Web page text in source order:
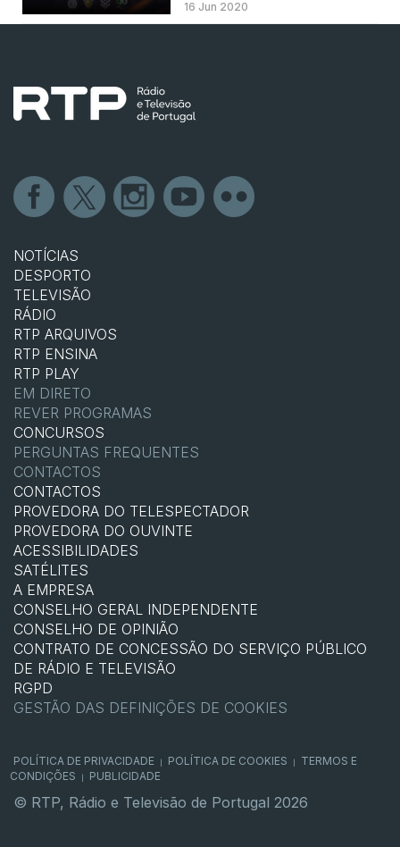
16 Jun 2020
NOTÍCIAS
DESPORTO
TELEVISÃO
RÁDIO
RTP ARQUIVOS
RTP ENSINA
RTP PLAY
EM DIRETO
REVER PROGRAMAS
CONCURSOS
PERGUNTAS FREQUENTES
CONTACTOS
CONTACTOS
PROVEDORA DO TELESPECTADOR
PROVEDORA DO OUVINTE
ACESSIBILIDADES
SATÉLITES
A EMPRESA
CONSELHO GERAL INDEPENDENTE
CONSELHO DE OPINIÃO
CONTRATO DE CONCESSÃO DO SERVIÇO PÚBLICO
DE RÁDIO E TELEVISÃO
RGPD
GESTÃO DAS DEFINIÇÕES DE COOKIES
POLÍTICA DE PRIVACIDADE POLÍTICA DE COOKIES
TERMOS E
CONDIÇÕES
PUBLICIDADE
© RTP, Rádio e Televisão de Portugal 2026